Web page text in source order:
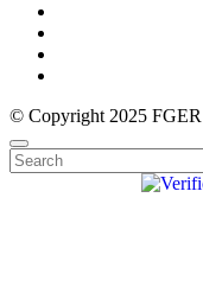
© Copyright 2025 FGER